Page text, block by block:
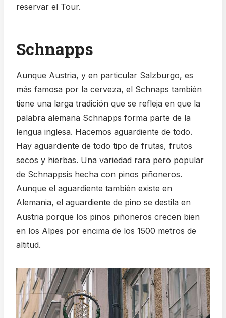
reservar el Tour.
Schnapps
Aunque Austria, y en particular Salzburgo, es
más famosa por la cerveza, el Schnaps también
tiene una larga tradición que se refleja en que la
palabra alemana Schnapps forma parte de la
lengua inglesa. Hacemos aguardiente de todo.
Hay aguardiente de todo tipo de frutas, frutos
secos y hierbas. Una variedad rara pero popular
de Schnappsis hecha con pinos piñoneros.
Aunque el aguardiente también existe en
Alemania, el aguardiente de pino se destila en
Austria porque los pinos piñoneros crecen bien
en los Alpes por encima de los 1500 metros de
altitud.